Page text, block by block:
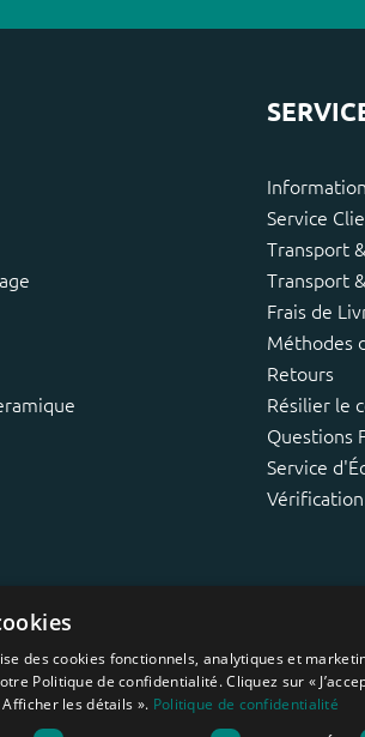
Service
Transport
Transport
Frais de
Méthodes
Retours
Résilier le
Questions
Service
des cookies fonctionnels, analytiques et
Politique de confidentialité. Cliquez sur «
les détails ». Politique de confidentialité